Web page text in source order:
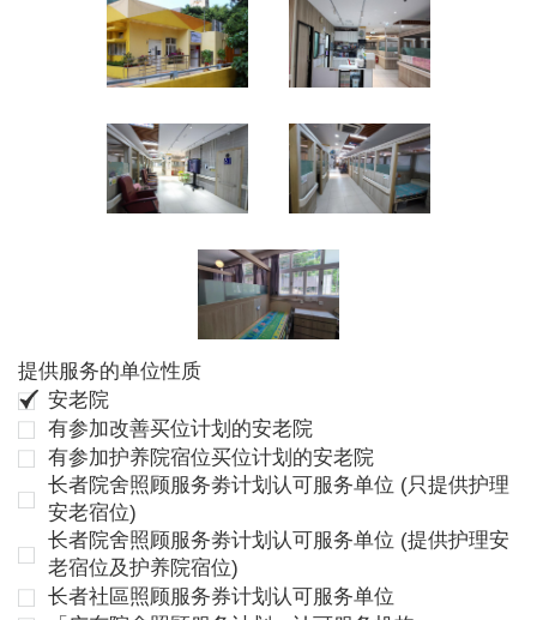
提供服务的单位性质
安老院
有参加改善买位计划的安老院
有参加护养院宿位买位计划的安老院
长者院舍照顾服务劵计划认可服务单位 (只提供护理
安老宿位)
长者院舍照顾服务劵计划认可服务单位 (提供护理安
老宿位及护养院宿位)
长者社區照顾服务券计划认可服务单位